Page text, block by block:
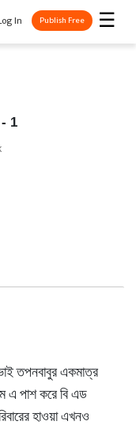
☰
In Publish Free
1
তপনবাবুর একমাত্র
এ পাশ করে বি এড
হাওয়া এখনও